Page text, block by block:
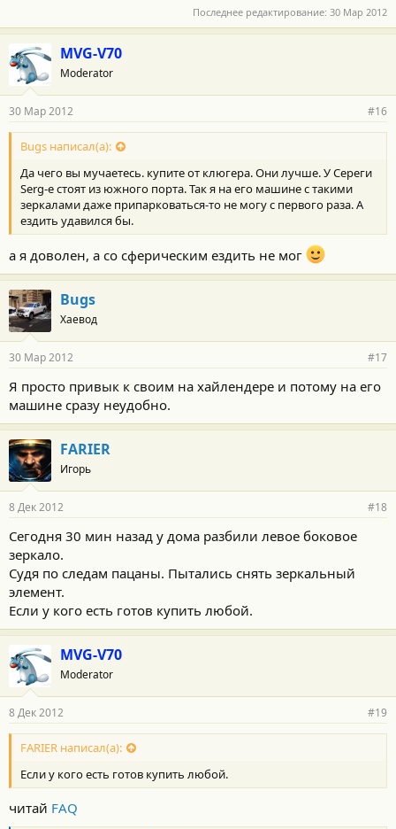
Последнее редактирование: 30 Мар 2012
MVG-V70
Moderator
30 Мар 2012 #16
Bugs написал(а):
Да чего вы мучаетесь. купите от клюгера. Они лучше. У Сереги
Serg-e стоят из южного порта. Так я на его машине с такими
зеркалами даже припарковаться-то не могу с первого раза. А
ездить удавился бы.
а я доволен, а со сферическим ездить не мог
Bugs
Хаевод
30 Мар 2012 #17
Я просто привык к своим на хайлендере и потому на его
машине сразу неудобно.
FARIER
Игорь
8 Дек 2012 #18
Сегодня 30 мин назад у дома разбили левое боковое
зеркало.
Судя по следам пацаны. Пытались снять зеркальный
элемент.
Если у кого есть готов купить любой.
MVG-V70
Moderator
8 Дек 2012 #19
FARIER написал(а):
Если у кого есть готов купить любой.
читай FAQ